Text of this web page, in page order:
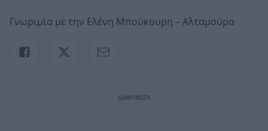
Γνωριμία με την Ελένη Μπούκουρη – Αλταμούρα